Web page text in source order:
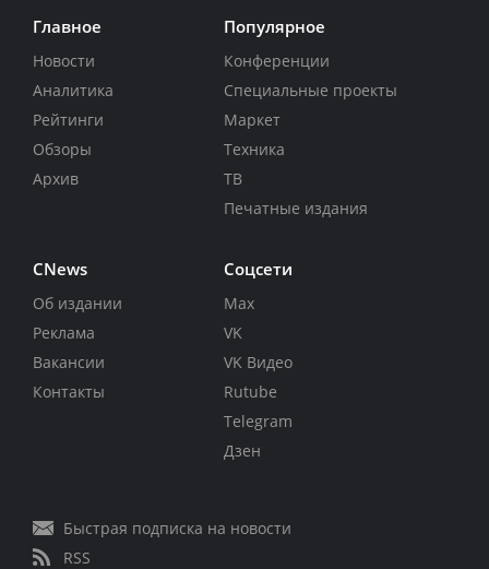
Главное
Новости
Аналитика
Рейтинги
Обзоры
Архив
Популярное
Конференции
Специальные проекты
Маркет
Техника
ТВ
Печатные издания
CNews
Об издании
Реклама
Вакансии
Контакты
Соцсети
Max
VK
VK Видео
Rutube
Telegram
Дзен
Быстрая подписка на новости
RSS